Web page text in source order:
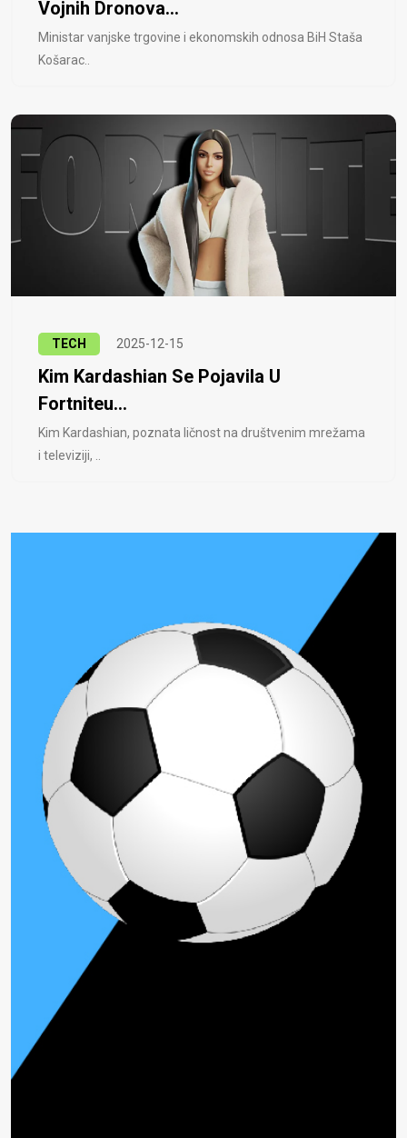
Vojnih Dronova...
Ministar vanjske trgovine i ekonomskih odnosa BiH Staša
Košarac..
TECH 2025-12-15
Kim Kardashian Se Pojavila U
Fortniteu...
Kim Kardashian, poznata ličnost na društvenim mrežama
i televiziji, ..